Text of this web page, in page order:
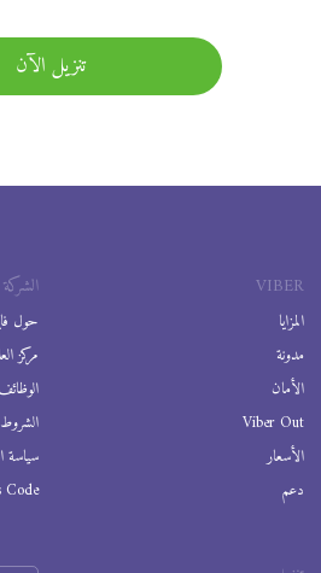
تنزيل الآن
VIBER
المزايا
مدونة
الأمان
Viber Out
الأسعار
دعم
الشركة
حول
مركز
الوظائف
سياسة
Code